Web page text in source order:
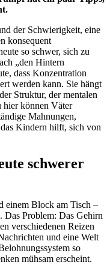
der Schwierigkeit, eine
konsequent
so schwer, sich zu
„den Hintern
dass Konzentration
werden kann. Sie hängt
Struktur, der mentalen
hier können Väter
Mahnungen,
Kindern hilft, sich von
schwerer
einem Block am Tisch –
Das Problem: Das Gehirn
verschiedenen Reizen
und eine Welt
so
mühsam erscheint.